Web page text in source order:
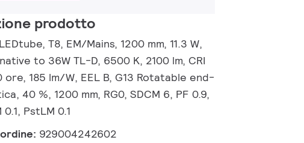
prodotto
T8, EM/Mains, 1200 mm, 11.3 W,
to 36W TL-D, 6500 K, 2100 lm, CRI
ore, 185 lm/W, EEL B, G13 Rotatable end-
40 %, 1200 mm, RG0, SDCM 6, PF 0.9,
0.1, PstLM 0.1
929004242602